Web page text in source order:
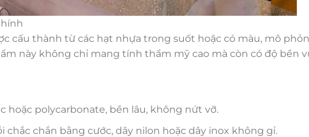
cấu thành từ các hạt nhựa trong suốt hoặc có màu, mô
này không chỉ mang tính thẩm mỹ cao mà còn có độ bền
hoặc polycarbonate, bền lâu, không nứt vỡ.
chắc chắn bằng cước, dây nilon hoặc dây inox không gỉ.